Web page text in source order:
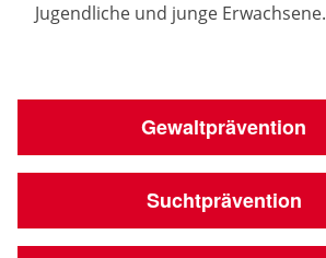
Jugendliche und junge Erwachsene.
Gewaltprävention
Suchtprävention
Zweck:
Google Maps